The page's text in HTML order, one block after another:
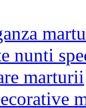
nunti
marturii